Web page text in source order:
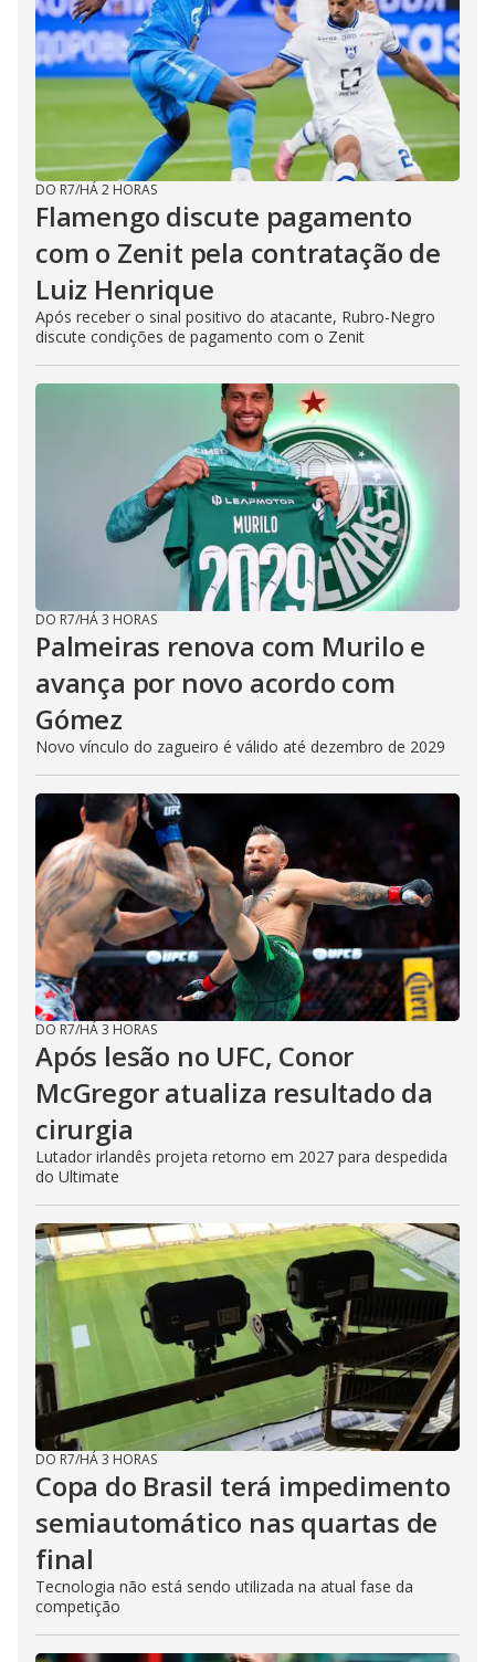
DO R7/HÁ 2 HORAS
Flamengo discute pagamento
com o Zenit pela contratação de
Luiz Henrique
Após receber o sinal positivo do atacante, Rubro-Negro
discute condições de pagamento com o Zenit
DO R7/HÁ 3 HORAS
Palmeiras renova com Murilo e
avança por novo acordo com
Gómez
Novo vínculo do zagueiro é válido até dezembro de 2029
DO R7/HÁ 3 HORAS
Após lesão no UFC, Conor
McGregor atualiza resultado da
cirurgia
Lutador irlandês projeta retorno em 2027 para despedida
do Ultimate
DO R7/HÁ 3 HORAS
Copa do Brasil terá impedimento
semiautomático nas quartas de
final
Tecnologia não está sendo utilizada na atual fase da
competição